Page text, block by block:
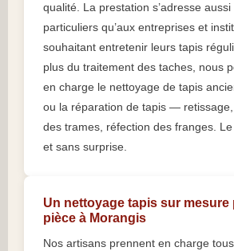
qualité. La prestation s’adresse
particuliers qu’aux entreprises et
souhaitant entretenir leurs tapis
plus du traitement des taches, nous
en charge le nettoyage de tapis
ou la réparation de tapis —
des trames, réfection des franges.
et sans surprise.
Un nettoyage tapis sur mesure
pièce à Morangis
Nos artisans prennent en charge